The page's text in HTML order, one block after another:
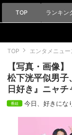
TOP ランキン
TOP エンタメニュー
【写真・画像
松下洸平似男子
日好き』ニャチ
今日、好きにな